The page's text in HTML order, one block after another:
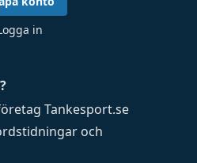
Tankesport.se
och
in